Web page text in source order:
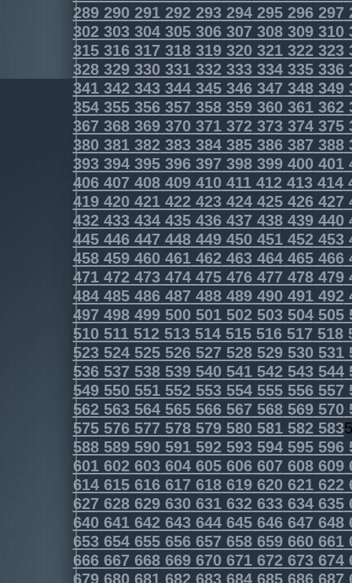
289290291292293294295296297
302303304305306307308309310
315316317318319320321322323
328329330331332333334335336
341342343344345346347348349
354355356357358359360361362
367368369370371372373374375
380381382383384385386387388
393394395396397398399400401
406407408409410411412413414
419420421422423424425426427
432433434435436437438439440
445446447448449450451452453
458459460461462463464465466
471472473474475476477478479
484485486487488489490491492
497498499500501502503504505
510511512513514515516517518
523524525526527528529530531
536537538539540541542543544
549550551552553554555556557
562563564565566567568569570
575576577578579580581582583
588589590591592593594595596
601602603604605606607608609
614615616617618619620621622
627628629630631632633634635
640641642643644645646647648
653654655656657658659660661
666667668669670671672673674
679680681682683684685686687